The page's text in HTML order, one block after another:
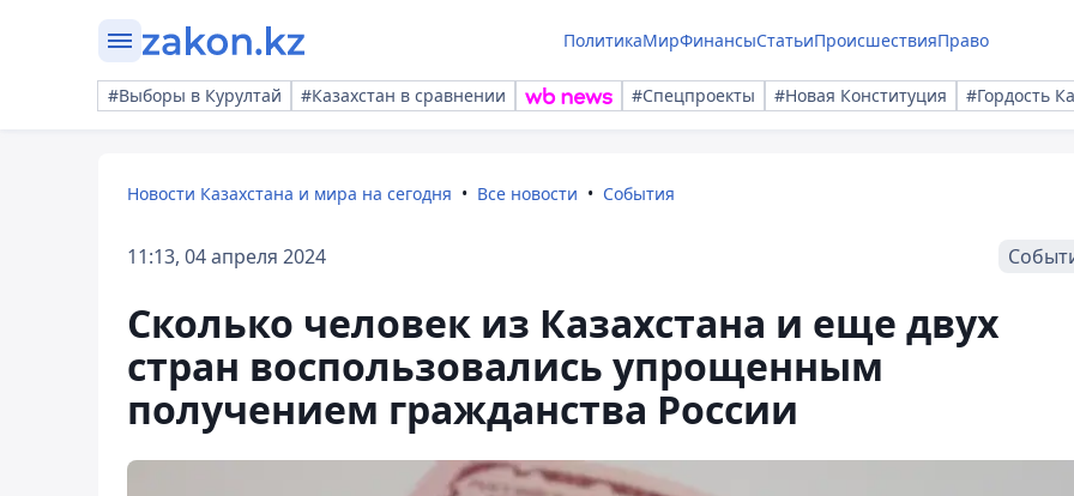
ПолитикаМирФинансыСтатьиПроисшествияПраво
#Выборы в Курултай #Казахстан в сравнении #Спецпроекты #Новая Конституция #Гордость
Новости Казахстана и мира на сегодня Все новости События
11:13, 04 апреля 2024
Сколько человек из Казахстана и еще двух
стран воспользовались упрощенным
получением гражданства России